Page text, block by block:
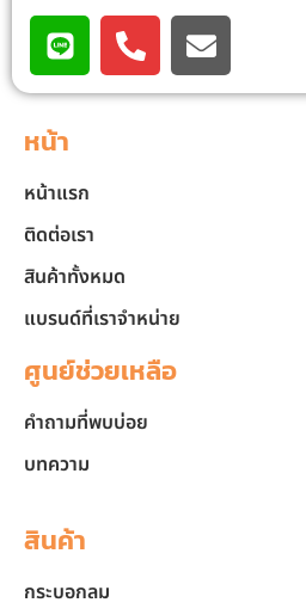
หน้า
หน้าแรก
ติดต่อเรา
สินค้าทั้งหมด
แบรนด์ที่เราจำหน่าย
ศูนย์ช่วยเหลือ
คำถามที่พบบ่อย
บทความ
สินค้า
กระบอกลม